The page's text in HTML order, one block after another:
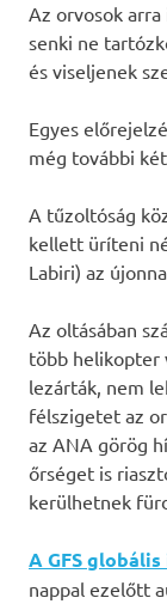
Az orvosok
senki ne
és viseljenek
Egyes
még további
A tűzoltóság
kellett üríteni
Labiri) az
Az oltásában
több helikopter
lezárták, nem
félszigetet az
az ANA görög
őrséget is
kerülhetnek
A GFS
nappal ezelőtt